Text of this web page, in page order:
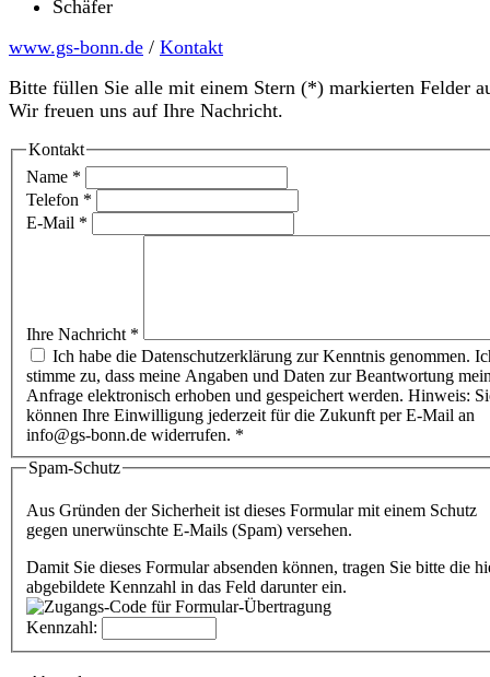
www.gs-bonn.de / Kontakt
Bitte füllen Sie alle mit einem Stern (*) markierten Felder
Wir freuen uns auf Ihre Nachricht.
Kontakt
Name *
Telefon *
E-Mail *
Ihre Nachricht *
Ich habe die Datenschutzerklärung zur Kenntnis genommen.
stimme zu, dass meine Angaben und Daten zur Beantwortung
Anfrage elektronisch erhoben und gespeichert werden. Hinweis:
können Ihre Einwilligung jederzeit für die Zukunft per E-Mail an
info@gs-bonn.de widerrufen. *
Spam-Schutz
Aus Gründen der Sicherheit ist dieses Formular mit einem Schutz
gegen unerwünschte E-Mails (Spam) versehen.
Damit Sie dieses Formular absenden können, tragen Sie bitte die
abgebildete Kennzahl in das Feld darunter ein.
Kennzahl: